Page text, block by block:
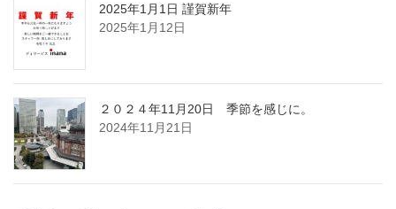
2025年1月1日 謹賀新年
2025年1月12日
２０２４年11月20日 季節を感じに。
2024年11月21日